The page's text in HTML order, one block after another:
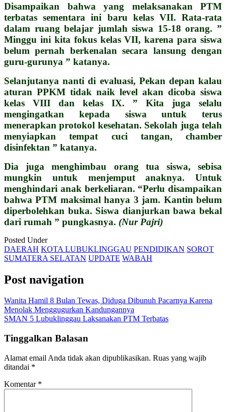
Disampaikan bahwa yang melaksanakan PTM
terbatas sementara ini baru kelas VII. Rata-rata
dalam ruang belajar jumlah siswa 15-18 orang. ”
Minggu ini kita fokus kelas VII, karena para siswa
belum pernah berkenalan secara lansung dengan
guru-gurunya ” katanya.
Selanjutanya nanti di evaluasi, Pekan depan kalau
aturan PPKM tidak naik level akan dicoba siswa
kelas VIII dan kelas IX. ” Kita juga selalu
mengingatkan kepada siswa untuk terus
menerapkan protokol kesehatan. Sekolah juga telah
menyiapkan tempat cuci tangan, chamber
disinfektan ” katanya.
Dia juga menghimbau orang tua siswa, sebisa
mungkin untuk menjemput anaknya. Untuk
menghindari anak berkeliaran. “Perlu disampaikan
bahwa PTM maksimal hanya 3 jam. Kantin belum
diperbolehkan buka. Siswa dianjurkan bawa bekal
dari rumah ” pungkasnya. (Nur Pajri)
Posted Under
DAERAH KOTA LUBUKLINGGAU PENDIDIKAN SOROT
SUMATERA SELATAN UPDATE WABAH
Post navigation
Wanita Hamil 8 Bulan Tewas, Diduga Dibunuh Pacarnya Karena
Menolak Menggugurkan Kandungannya
SMAN 5 Lubuklinggau Laksanakan PTM Terbatas
Tinggalkan Balasan
Alamat email Anda tidak akan dipublikasikan. Ruas yang wajib
ditandai *
Komentar *